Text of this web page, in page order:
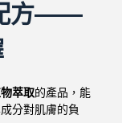
方——
萃取的產品，能
分對肌膚的負